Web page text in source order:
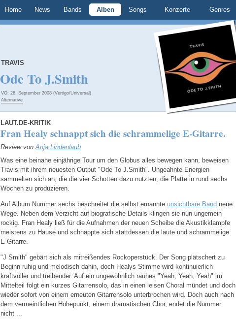
Home News Bands Alben Songs Konzerte Genres
TRAVIS
Ode To J.Smith
VÖ: 26. September 2008 (Vertigo/Universal)
Alternative
LAUT.DE-KRITIK
Fran Healy schnappt sich die schrammelige E-Gitarre.
Review vonAnja Lindenlaub
Was eine beinahe einjährige Tour um den Globus alles bewegen kann, beweisen
Travis mit ihrem neuesten Output "Ode To J.Smith". Ungeahnte Energien
sammelten sich an, die die vier Schotten dazu nutzten, die Platte in rund sechs
Wochen zu produzieren.
Auf Album Nummer sechs beschreitet die selbst ernannte unsichtbare Band neue
Wege. Neben dem Verzicht auf biografische Details klingen sie nun ungemein
rockig. Fran Healy ließ für die Aufnahmen der neuen Scheibe die Akustikklampfe
meistens zu Hause und schnappte sich stattdessen die laute und schrammelige
E-Gitarre.
"J Smith" gebärt sich als mitreißendes Rockoperstück. Der Song plätschert zu
Beginn ruhig und melodisch dahin, doch Healys Stimme wird kontinuierlich
kraftvoller und treibender. Auf ein ungewöhnlich rauhes "Yeah, Yeah, Yeah" im
Mittelteil folgt ein kurzes Gitarrensolo, das in einen leisen Choral mündet und doch
wieder sofort von einem erneuten Gitarrensolo unterbrochen wird. Doch auch nach
dem vermeintlichen Höhepunkt, einem dramatischen Chor, endet die Nummer
nicht ...